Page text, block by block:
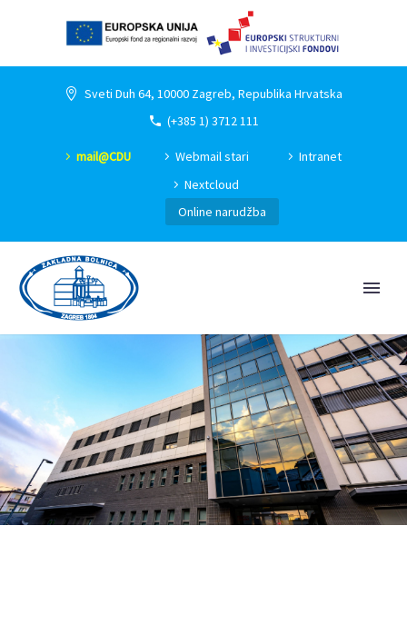
Sveti Duh 64, 10000 Zagreb, Republika Hrvatska
(+385 1) 3712 111
mail@CDU Webmail stari
Intranet
Nextcloud
Online narudžba